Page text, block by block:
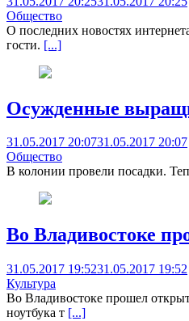
Общество
О последних новостях
гости. [...]
Осужденные
31.05.2017 20:0731.05.2017 20:07
Общество
В колонии провели посадки.
Во Владивостоке
31.05.2017 19:5231.05.2017 19:52
Культура
Во Владивостоке прошел
ноутбука т [...]